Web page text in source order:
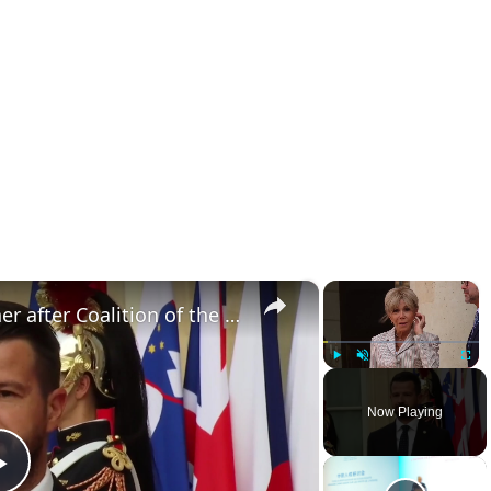
×
Now Playing
×
France: Leaders attend dinner after Coalition of the Willing summit in Paris.